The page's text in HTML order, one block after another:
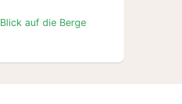
Blick auf die Berge